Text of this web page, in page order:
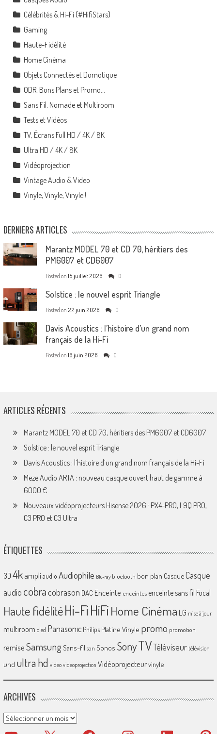
Célébrités & Hi-Fi (#HifiStars)
Gaming
Haute-Fidélité
Home Cinéma
Objets Connectés et Domotique
ODR, Bons Plans et Promo…
Sans Fil, Nomade et Multiroom
Tests et Vidéos
TV, Écrans Full HD / 4K / 8K
Ultra HD / 4K / 8K
Vidéoprojection
Vintage Audio & Video
Vinyle, Vinyle, Vinyle !
DERNIERS ARTICLES
Marantz MODEL 70 et CD 70, héritiers des
PM6007 et CD6007
Posted on 15 juillet 2026 0
Solstice : le nouvel esprit Triangle
Posted on 22 juin 2026 0
Davis Acoustics : l’histoire d’un grand nom
français de la Hi-Fi
Posted on 16 juin 2026 0
ARTICLES RÉCENTS
Marantz MODEL 70 et CD 70, héritiers des PM6007 et CD6007
Solstice : le nouvel esprit Triangle
Davis Acoustics : l’histoire d’un grand nom français de la Hi-Fi
Meze Audio ARTA : nouveau casque ouvert haut de gamme à
6000 €
Nouveaux vidéoprojecteurs Hisense 2026 : PX4-PRO, L9Q PRO,
C3 PRO et C3 Ultra
ÉTIQUETTES
3D 4k ampliaudio Audiophile Blu-ray bluetooth bon plan CasqueCasque
audio cobracobrason DAC Enceinte enceintes enceinte sans fil Focal
Haute fidélitéHi-FiHiFiHome Cinéma LG mise à jour
multiroom oled Panasonic Philips Platine Vinyle promo promotion
remiseSamsungSans-fil son Sonos SonyTVTéléviseur télévision
uhd ultra hd video videoprojection Vidéoprojecteurvinyle
ARCHIVES
Archives